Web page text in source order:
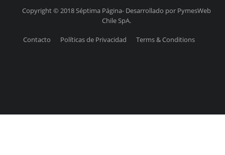
Copyright © 2018 Séptima Página- Desarrollado por PymesWeb
Chile SpA.
Contacto Políticas de Privacidad Terms & Conditions